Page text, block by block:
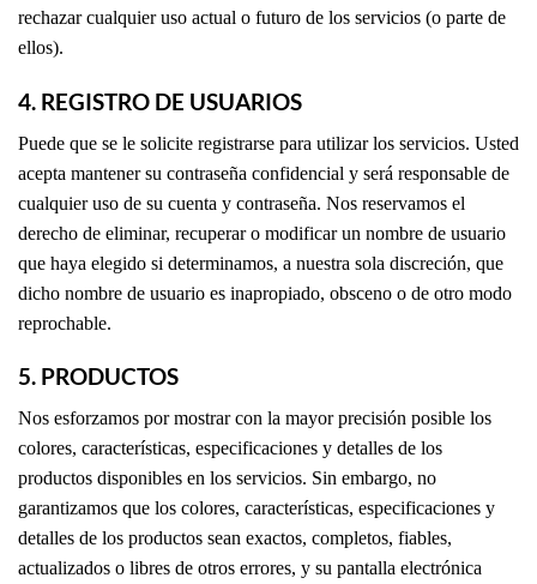
rechazar cualquier uso actual o futuro de los servicios (o parte de
ellos).
4. REGISTRO DE USUARIOS
Puede que se le solicite registrarse para utilizar los servicios. Usted
acepta mantener su contraseña confidencial y será responsable de
cualquier uso de su cuenta y contraseña. Nos reservamos el
derecho de eliminar, recuperar o modificar un nombre de usuario
que haya elegido si determinamos, a nuestra sola discreción, que
dicho nombre de usuario es inapropiado, obsceno o de otro modo
reprochable.
5. PRODUCTOS
Nos esforzamos por mostrar con la mayor precisión posible los
colores, características, especificaciones y detalles de los
productos disponibles en los servicios. Sin embargo, no
garantizamos que los colores, características, especificaciones y
detalles de los productos sean exactos, completos, fiables,
actualizados o libres de otros errores, y su pantalla electrónica